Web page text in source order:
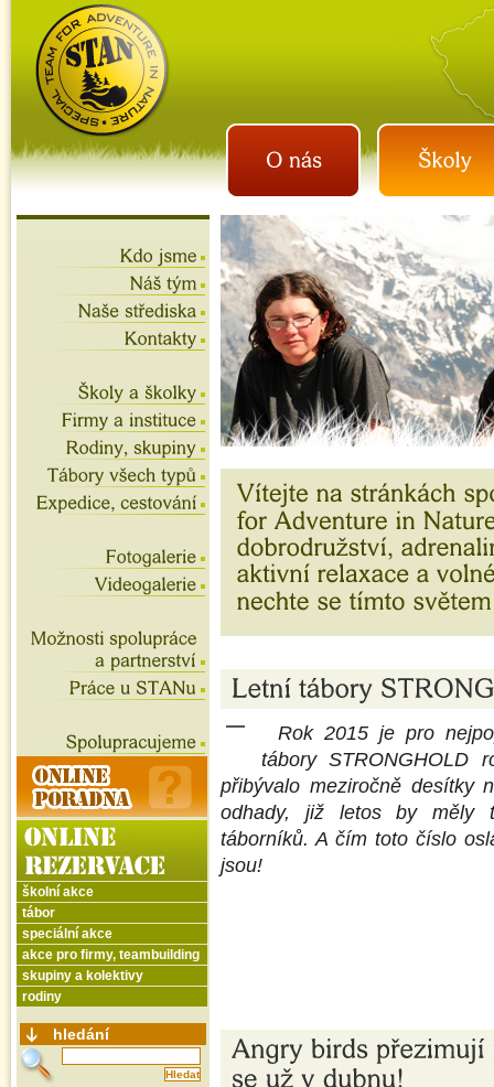
istan.cz
letní tábory 2026, školní
výlety, akce na víkend,
teambuilding
Rok 2015 je pro
tábory STRONGHOLD
přibývalo meziročně desítky
odhady, již letos by měly
táborníků. A čím toto číslo
jsou!
školní akce
tábor
speciální akce
akce pro firmy, teambuilding
skupiny a kolektivy
rodiny
hledání